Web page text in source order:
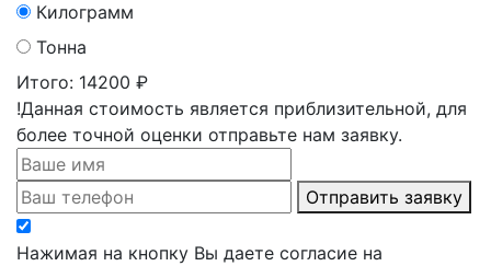
Килограмм
Тонна
Итого: 14200 ₽
!Данная стоимость является приблизительной, для
более точной оценки отправьте нам заявку.
Отправить заявку
Нажимая на кнопку Вы даете согласие на